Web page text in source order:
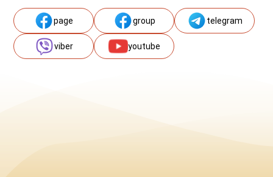
page group telegram
viber youtube